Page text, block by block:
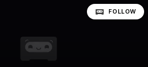
FOLLOW